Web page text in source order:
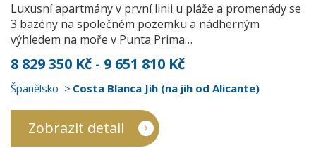
Luxusní apartmány v první linii u pláže a promenády se
3 bazény na společném pozemku a nádherným
výhledem na moře v Punta Prima…
8 829 350 Kč - 9 651 810 Kč
Španělsko Costa Blanca Jih (na jih od Alicante)
Zobrazit detail